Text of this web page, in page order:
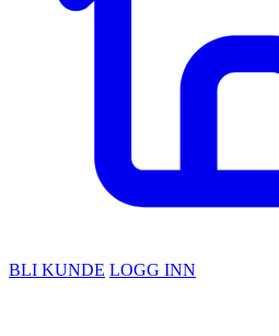
BLI KUNDE LOGG INN